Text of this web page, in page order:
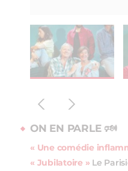
ON EN PARLE 🕬
« Une comédie
« Jubilatoire » Le